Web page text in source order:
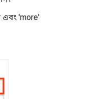
এবং 'more'